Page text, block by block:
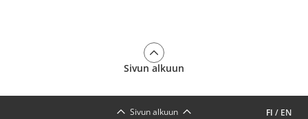
Sivun alkuun
FI / EN
Sivun alkuun